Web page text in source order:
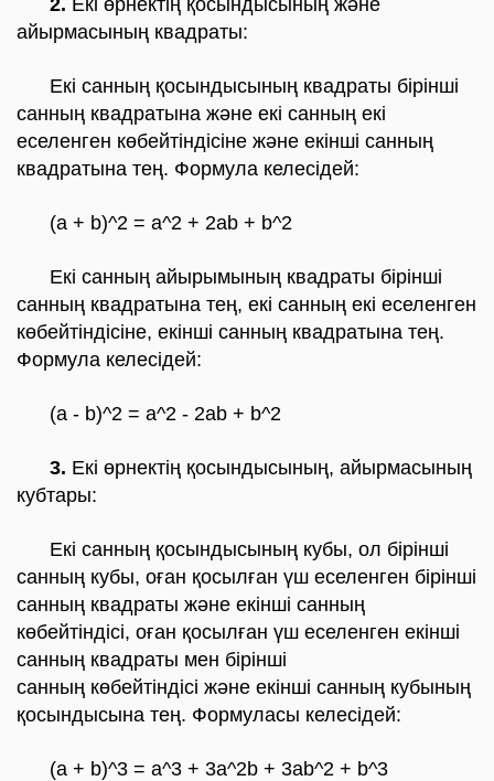
айырмасының квадраты:
Екі санның қосындысының квадраты бірінші
санның квадратына және екі санның екі
еселенген көбейтіндісіне және екінші санның
квадратына тең. Формула келесідей:
(a + b)^2 = a^2 + 2ab + b^2
Екі санның айырымының квадраты бірінші
санның квадратына тең, екі санның екі еселенген
көбейтіндісіне, екінші санның квадратына тең.
Формула келесідей:
(a - b)^2 = a^2 - 2ab + b^2
3. Екі өрнектің қосындысының, айырмасының
кубтары:
Екі санның қосындысының кубы, ол бірінші
санның кубы, оған қосылған үш еселенген бірінші
санның квадраты және екінші санның
көбейтіндісі, оған қосылған үш еселенген екінші
санның квадраты мен бірінші
санның көбейтіндісі және екінші санның кубының
қосындысына тең. Формуласы келесідей:
(a + b)^3 = a^3 + 3a^2b + 3ab^2 + b^3